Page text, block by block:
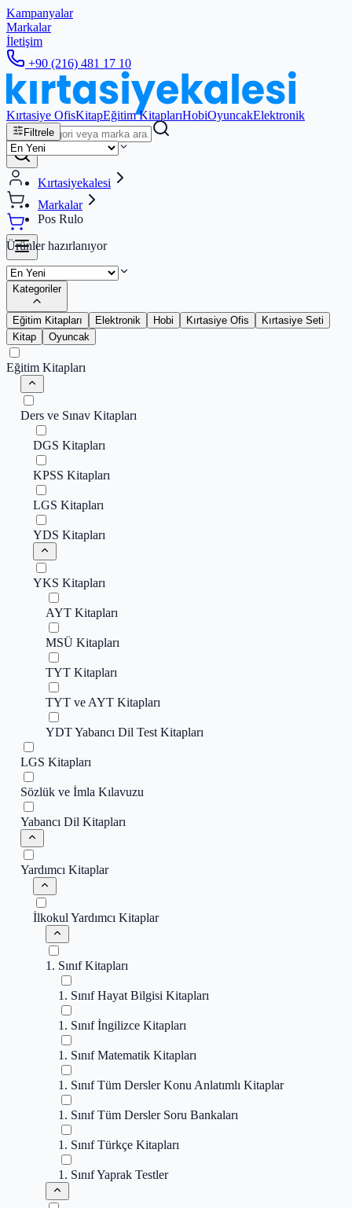
Kampanyalar
Markalar
İletişim
+90 (216) 481 17 10
Kırtasiye OfisKitapEğitim KitaplarıHobiOyuncakElektronik
Filtrele
Kırtasiyekalesi
Markalar
Pos Rulo
Ürünler hazırlanıyor
Kategoriler
Eğitim Kitapları Elektronik Hobi Kırtasiye Ofis
Kırtasiye Seti
Kitap
Oyuncak
Eğitim Kitapları
Ders ve Sınav Kitapları
DGS Kitapları
KPSS Kitapları
LGS Kitapları
YDS Kitapları
YKS Kitapları
AYT Kitapları
MSÜ Kitapları
TYT Kitapları
TYT ve AYT Kitapları
YDT Yabancı Dil Test Kitapları
LGS Kitapları
Sözlük ve İmla Kılavuzu
Yabancı Dil Kitapları
Yardımcı Kitaplar
İlkokul Yardımcı Kitaplar
1. Sınıf Kitapları
1. Sınıf Hayat Bilgisi Kitapları
1. Sınıf İngilizce Kitapları
1. Sınıf Matematik Kitapları
1. Sınıf Tüm Dersler Konu Anlatımlı Kitaplar
1. Sınıf Tüm Dersler Soru Bankaları
1. Sınıf Türkçe Kitapları
1. Sınıf Yaprak Testler